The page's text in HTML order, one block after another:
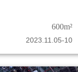
600m²
2023.11.05-10